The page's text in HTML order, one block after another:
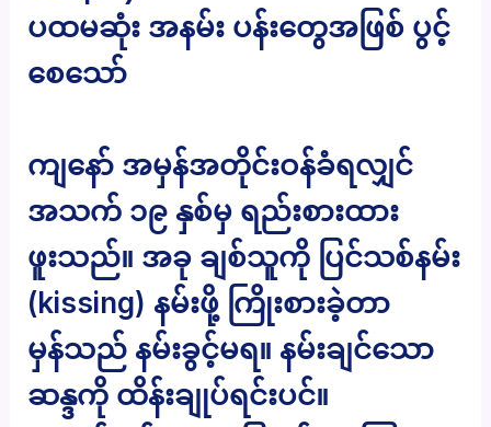
ပထမဆုံး အနမ်း ပန်းတွေအဖြစ် ပွင့်
စေသော်
ကျနော် အမှန်အတိုင်းဝန်ခံရလျှင်
အသက် ၁၉ နှစ်မှ ရည်းစားထား
ဖူးသည်။ အခု ချစ်သူကို ပြင်သစ်နမ်း
(kissing) နမ်းဖို့ ကြိုးစားခဲ့တာ
မှန်သည် နမ်းခွင့်မရ။ နမ်းချင်သော
ဆန္ဒကို ထိန်းချုပ်ရင်းပင်။